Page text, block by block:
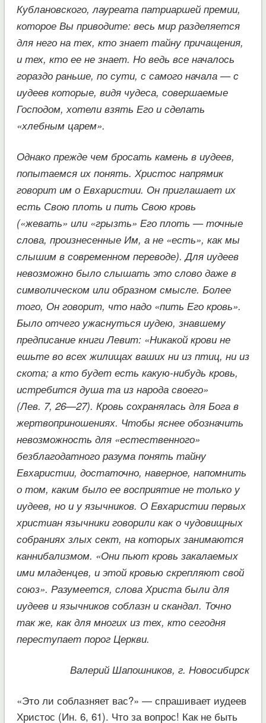
Кублановского, лауреата патриаршей премии,
которое Вы приводите: весь мир разделяется
для него на тех, кто знает тайну причащения,
и тех, кто ее не знает. Но ведь все началось
гораздо раньше, по сути, с самого начала — с
иудеев которые, видя чудеса, совершаемые
Господом, хотели взять Его и сделать
«хлебным царем».
Однако прежде чем бросать камень в иудеев,
попытаемся их понять. Христос напрямик
говорит им о Евхаристии. Он приглашает их
есть Свою плоть и пить Свою кровь
(«жевать» или «грызть» Его плоть — точные
слова, произнесенные Им, а не «есть», как мы
слышим в современном переводе). Для иудеев
невозможно было слышать это слово даже в
символическом или образном смысле. Более
того, Он говорит, что надо «пить Его кровь».
Было отчего ужаснуться иудею, знавшему
предписание книги Левит: «Никакой крови не
ешьте во всех жилищах ваших ни из птиц, ни из
скота; а кто будет есть какую-нибудь кровь,
истребится душа та из народа своего»
(Лев. 7, 26—27). Кровь сохранялась для Бога в
жертвоприношениях. Чтобы яснее обозначить
невозможность для «естественного»
безблагодатного разума понять тайну
Евхаристии, достаточно, наверное, напомнить
о том, каким было ее восприятие не только у
иудеев, но и у язычников. О Евхаристии первых
христиан язычники говорили как о чудовищных
собраниях злых сект, на которых занимаются
каннибализмом. «Они пьют кровь закалаемых
ими младенцев, и этой кровью скрепляют свой
союз». Разумеется, слова Христа были для
иудеев и язычников соблазн и скандал. Точно
так же, как для многих из тех, кто сегодня
переступает порог Церкви.
Валерий Шапошников, г. Новосибирск
«Это ли соблазняет вас?» — спрашивает иудеев
Христос (Ин. 6, 61). Что за вопрос! Как не быть